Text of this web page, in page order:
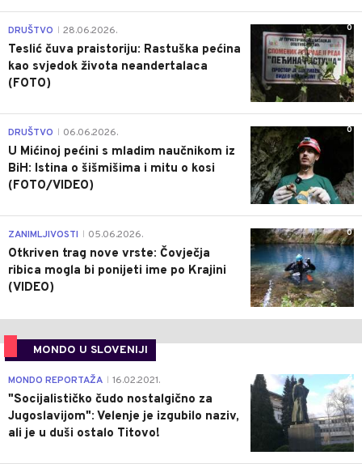
0
DRUŠTVO 28.06.2026.
Teslić čuva praistoriju: Rastuška pećina
kao svjedok života neandertalaca
(FOTO)
0
DRUŠTVO 06.06.2026.
U Mićinoj pećini s mladim naučnikom iz
BiH: Istina o šišmišima i mitu o kosi
(FOTO/VIDEO)
0
ZANIMLJIVOSTI 05.06.2026.
Otkriven trag nove vrste: Čovječja
ribica mogla bi ponijeti ime po Krajini
(VIDEO)
MONDO U SLOVENIJI
4
MONDO REPORTAŽA 16.02.2021.
"Socijalističko čudo nostalgično za
Jugoslavijom": Velenje je izgubilo naziv,
ali je u duši ostalo Titovo!